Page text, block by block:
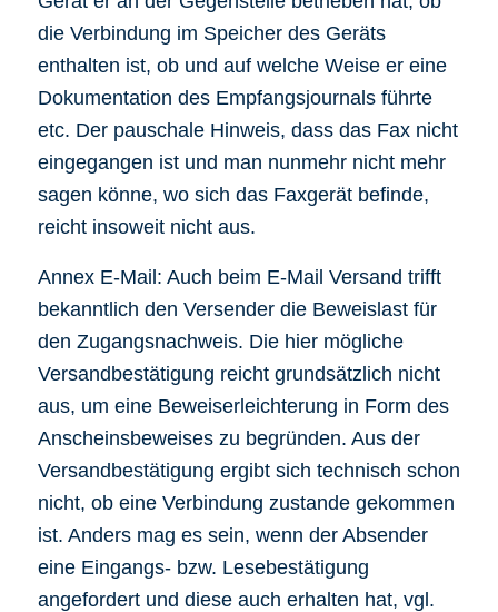
die Verbindung im Speicher des Geräts
enthalten ist, ob und auf welche Weise er eine
Dokumentation des Empfangsjournals führte
etc. Der pauschale Hinweis, dass das Fax nicht
eingegangen ist und man nunmehr nicht mehr
sagen könne, wo sich das Faxgerät befinde,
reicht insoweit nicht aus.
Annex E-Mail: Auch beim E-Mail Versand trifft
bekanntlich den Versender die Beweislast für
den Zugangsnachweis. Die hier mögliche
Versandbestätigung reicht grundsätzlich nicht
aus, um eine Beweiserleichterung in Form des
Anscheinsbeweises zu begründen. Aus der
Versandbestätigung ergibt sich technisch schon
nicht, ob eine Verbindung zustande gekommen
ist. Anders mag es sein, wenn der Absender
eine Eingangs- bzw. Lesebestätigung
angefordert und diese auch erhalten hat, vgl.